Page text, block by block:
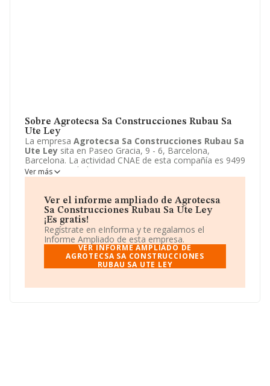
Sobre Agrotecsa Sa Construcciones Rubau Sa
Ute Ley
La empresa Agrotecsa Sa Construcciones Rubau Sa
Ute Ley sita en Paseo Gracia, 9 - 6, Barcelona,
Barcelona. La actividad CNAE de esta compañía es 9499
- Otras actividades asociativas n.c.o.p.. La emprea
Agrotecsa Sa Construcciones Rubau Sa Ute Leyse
Ver más
Ver el informe ampliado de Agrotecsa
Sa Construcciones Rubau Sa Ute Ley
¡Es gratis!
Regístrate en eInforma y te regalamos el
Informe Ampliado de esta empresa.
VER INFORME AMPLIADO DE
AGROTECSA SA CONSTRUCCIONES
RUBAU SA UTE LEY